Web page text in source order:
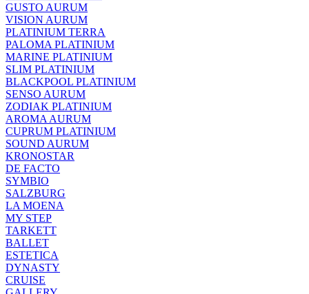
GUSTO AURUM
VISION AURUM
PLATINIUM TERRA
PALOMA PLATINIUM
MARINE PLATINIUM
SLIM PLATINIUM
BLACKPOOL PLATINIUM
SENSO AURUM
ZODIAK PLATINIUM
AROMA AURUM
CUPRUM PLATINIUM
SOUND AURUM
KRONOSTAR
DE FACTO
SYMBIO
SALZBURG
LA MOENA
MY STEP
TARKETT
BALLET
ESTETICA
DYNASTY
CRUISE